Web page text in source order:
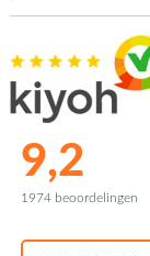
9,2
1974 beoordelingen